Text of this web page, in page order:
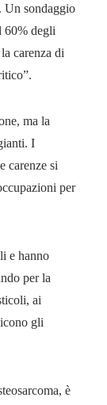
Un sondaggio
60% degli
carenza di
ma la
I
carenze si
per
e hanno
per la
ai
gli
è